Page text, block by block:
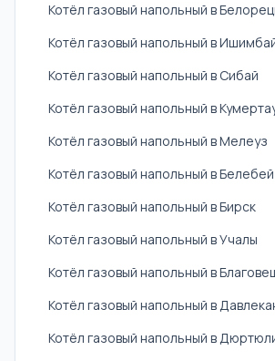
Котёл газовый напольный в
Котёл газовый напольный в
Котёл газовый напольный в Сибай
Котёл газовый напольный в
Котёл газовый напольный в Мелеуз
Котёл газовый напольный в Белебей
Котёл газовый напольный в Бирск
Котёл газовый напольный в Учалы
Котёл газовый напольный в
Котёл газовый напольный в
Котёл газовый напольный в